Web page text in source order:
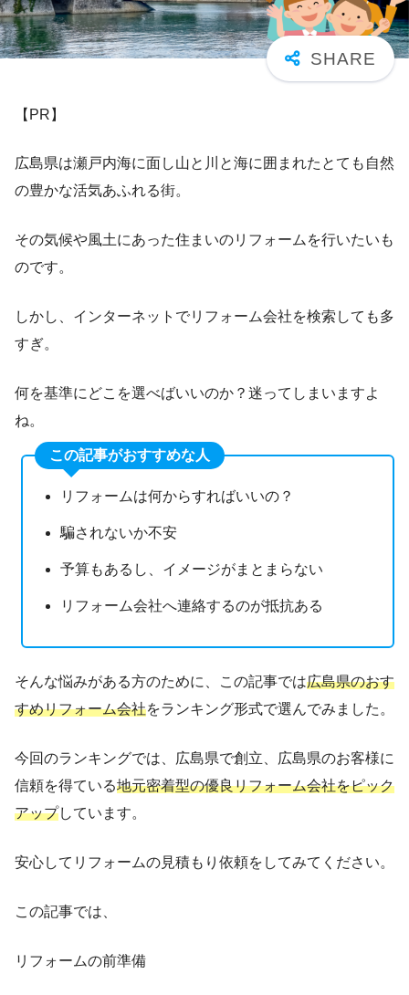
【PR】
広島県は瀬戸内海に面し山と川と海に囲まれたとても自然
の豊かな活気あふれる街。
その気候や風土にあった住まいのリフォームを行いたいも
のです。
しかし、インターネットでリフォーム会社を検索しても多
すぎ。
何を基準にどこを選べばいいのか？迷ってしまいますよ
ね。
この記事がおすすめな人
リフォームは何からすればいいの？
騙されないか不安
予算もあるし、イメージがまとまらない
リフォーム会社へ連絡するのが抵抗ある
そんな悩みがある方のために、この記事では広島県のおす
すめリフォーム会社をランキング形式で選んでみました。
今回のランキングでは、広島県で創立、広島県のお客様に
信頼を得ている地元密着型の優良リフォーム会社をピック
アップしています。
安心してリフォームの見積もり依頼をしてみてください。
この記事では、
リフォームの前準備